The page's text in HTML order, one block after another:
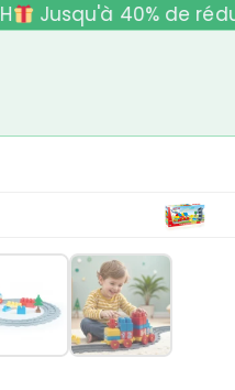
Jusqu'à 40% de